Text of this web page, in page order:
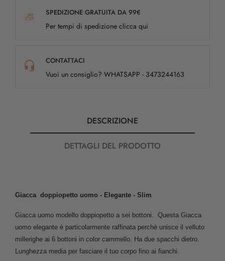
SPEDIZIONE GRATUITA DA 99€
Per tempi di spedizione clicca qui
CONTATTACI
Vuoi un consiglio? WHATSAPP - 3473244163
DESCRIZIONE
DETTAGLI DEL PRODOTTO
Giacca doppiopetto uomo - Elegante - Slim
Giacca uomo modello doppiopetto a sei bottoni. Questa Giacca
uomo elegante è particolarmente raffinata perchè unisce il velluto
millerighe ai 6 bottoni in color cammello.
Ha due spacchi dietro.
Lunghezza media per fasciare il tuo corpo fino ai fianchi.